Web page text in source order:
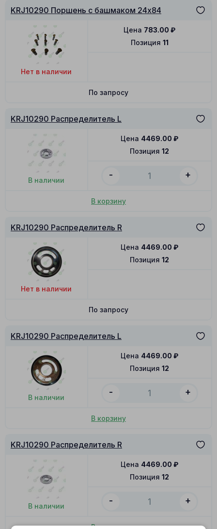
KRJ10290 Поршень с башмаком 24x84
Нет в наличии
Позиция 11
Цена 783.00 ₽
По запросу
KRJ10290 Распределитель L
В наличии
Позиция 12
Цена 4469.00 ₽
- +
В корзину
KRJ10290 Распределитель R
Нет в наличии
Позиция 12
Цена 4469.00 ₽
По запросу
KRJ10290 Распределитель L
В наличии
Позиция 12
Цена 4469.00 ₽
- +
В корзину
KRJ10290 Распределитель R
В наличии
Позиция 12
Цена 4469.00 ₽
- +
В корзину